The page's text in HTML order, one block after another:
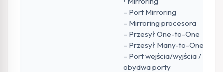
– Port Mirroring
– Mirroring procesora
– Przesył One-to-One
– Przesył Many-to-One
– Port wejścia/wyjścia /
obydwa porty